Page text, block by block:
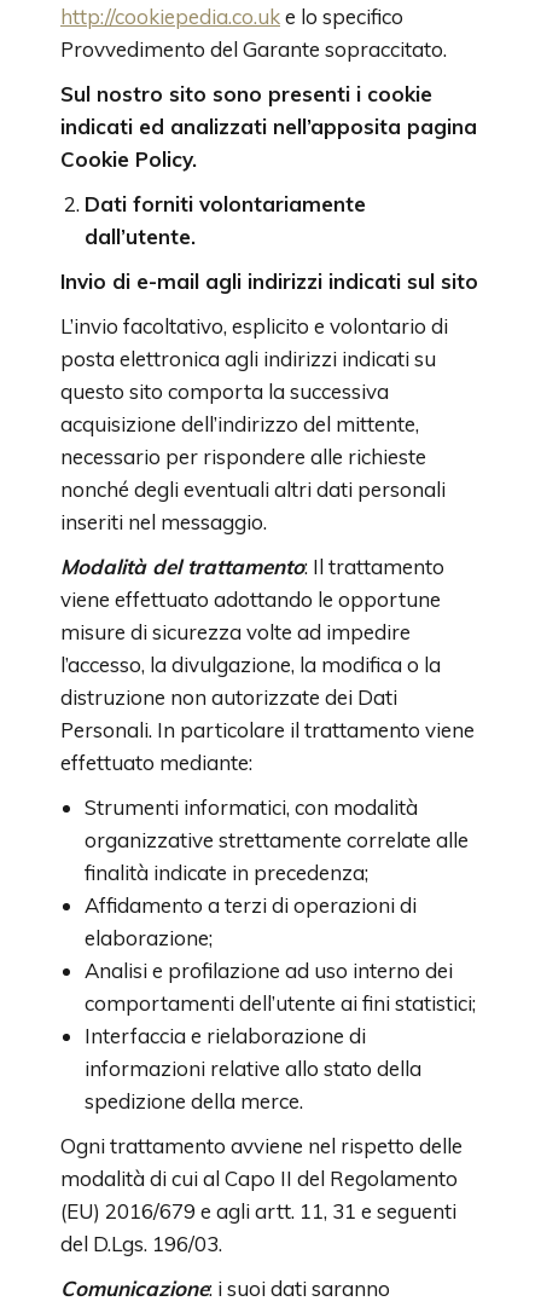
http://cookiepedia.co.uke lo specifico
Provvedimento del Garante sopraccitato.
Sul nostro sito sono presenti i cookie
indicati ed analizzati nell’apposita pagina
Cookie Policy.
Dati forniti volontariamente
dall’utente.
Invio di e-mail agli indirizzi indicati sul sito
L’invio facoltativo, esplicito e volontario di
posta elettronica agli indirizzi indicati su
questo sito comporta la successiva
acquisizione dell’indirizzo del mittente,
necessario per rispondere alle richieste
nonché degli eventuali altri dati personali
inseriti nel messaggio.
Modalità del trattamento: Il trattamento
viene effettuato adottando le opportune
misure di sicurezza volte ad impedire
l’accesso, la divulgazione, la modifica o la
distruzione non autorizzate dei Dati
Personali. In particolare il trattamento viene
effettuato mediante:
Strumenti informatici, con modalità
organizzative strettamente correlate alle
finalità indicate in precedenza;
Affidamento a terzi di operazioni di
elaborazione;
Analisi e profilazione ad uso interno dei
comportamenti dell’utente ai fini statistici;
Interfaccia e rielaborazione di
informazioni relative allo stato della
spedizione della merce.
Ogni trattamento avviene nel rispetto delle
modalità di cui al Capo II del Regolamento
(EU) 2016/679 e agli artt. 11, 31 e seguenti
del D.Lgs. 196/03.
Comunicazione: i suoi dati saranno